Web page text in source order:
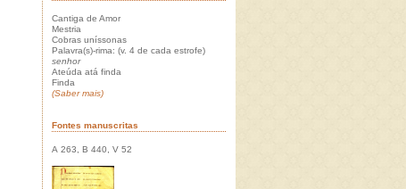
Cantiga de Amor
Mestria
Cobras uníssonas
Palavra(s)-rima: (v. 4 de cada estrofe)
senhor
Ateúda atá finda
Finda
(Saber mais)
Fontes manuscritas
A 263, B 440, V 52